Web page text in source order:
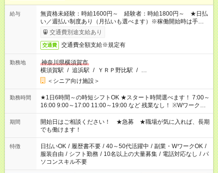
給与
無資格未経験：時給1600円～ 経験者：時給1800円～ ★日払
い／週払い制度あり（月払いも選べます）※稼働開始時は手続き
完了次第のお支払いとなります。
交通費別途支給あり
交通費 交通費全額支給※規定有
勤務地
神奈川県横須賀市
横須賀駅 / 追浜駅 / ＹＲＰ野比駅 / …
＜シニア向け施設＞
勤務時間
★1日6時間～の時短シフトOK ★スタート時間選べます！ 7:00～
16:00 9:00～17:00 11:00～19:00 など 残業なし！ ※Wワークの
場合、他のお仕事と合わせ週40時間超の就業はご案内できませ
ん ※法令に基づき、週20時間以上勤務は社会保険への加入対象
となります ※労働者派遣法（日雇い派遣の原則禁止）により、
短時間・短期間の就業はご案内が難しい場合があります
期間
開始日はご相談ください！ ★急募 ★職場が気に入れば、長期
でも働けます！
特徴 日払いOK / 履歴書不要 / 40～50代活躍中 / 副業・WワークOK /
服装自由 / シフト勤務 / 10名以上の大量募集 / 電話対応なし / パ
ソコンスキル不要